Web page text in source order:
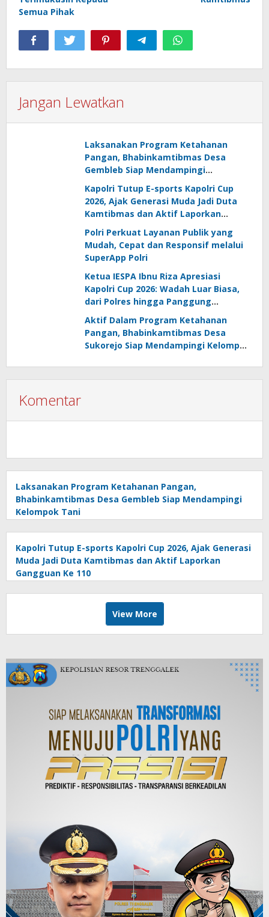
Semua Pihak
Jangan Lewatkan
Laksanakan Program Ketahanan
Pangan, Bhabinkamtibmas Desa
Gembleb Siap Mendampingi
Kelompok Tani
Kapolri Tutup E-sports Kapolri Cup
2026, Ajak Generasi Muda Jadi Duta
Kamtibmas dan Aktif Laporkan
Gangguan Ke 110
Polri Perkuat Layanan Publik yang
Mudah, Cepat dan Responsif melalui
SuperApp Polri
Ketua IESPA Ibnu Riza Apresiasi
Kapolri Cup 2026: Wadah Luar Biasa,
dari Polres hingga Panggung
Nasional
Aktif Dalam Program Ketahanan
Pangan, Bhabinkamtibmas Desa
Sukorejo Siap Mendampingi Kelompok
Komentar
Laksanakan Program Ketahanan Pangan,
Bhabinkamtibmas Desa Gembleb Siap Mendampingi
Kelompok Tani
Kapolri Tutup E-sports Kapolri Cup 2026, Ajak Generasi
Muda Jadi Duta Kamtibmas dan Aktif Laporkan
Gangguan Ke 110
View More